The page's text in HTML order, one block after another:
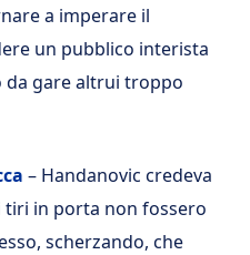
a imperare il
un pubblico interista
da gare altrui troppo
– Handanovic credeva
tiri in porta non fossero
scherzando, che